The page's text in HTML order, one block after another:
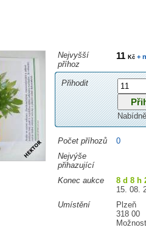
Nejvyšší
příhoz
11 Kč+
Přihodit
Počet příhozů
0
Nejvýše
přihazující
Konec aukce
8 d 8 h
15. 08.
Umístění
Plzeň
318 00